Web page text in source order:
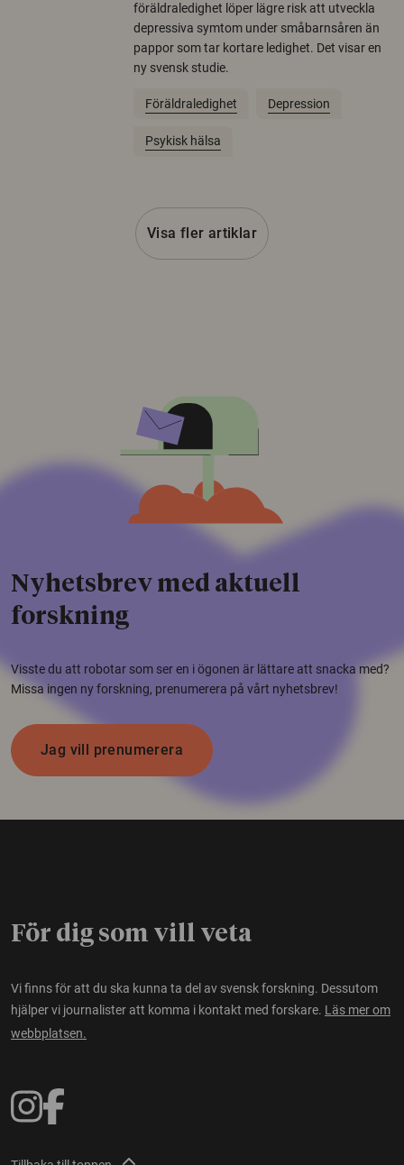
föräldraledighet löper lägre risk att utveckla
depressiva symtom under småbarnsåren än
pappor som tar kortare ledighet. Det visar en
ny svensk studie.
Föräldraledighet Depression
Psykisk hälsa
Visa fler artiklar
Nyhetsbrev med aktuell
forskning
Visste du att robotar som ser en i ögonen är lättare att snacka med?
Missa ingen ny forskning, prenumerera på vårt nyhetsbrev!
Jag vill prenumerera
För dig som vill veta
Vi finns för att du ska kunna ta del av svensk forskning. Dessutom
hjälper vi journalister att komma i kontakt med forskare. Läs mer om
webbplatsen.